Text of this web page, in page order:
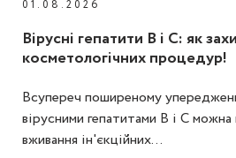
01.08.2026
Вірусні гепатити В і С: як
косметологічних процедур!
Всупереч поширеному
вірусними гепатитами В і С
вживання ін'єкційних...